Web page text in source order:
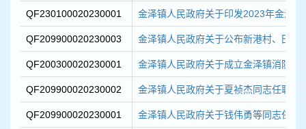
QF230100020230001 金泽镇人民政府关于印发2023年金泽
QF209900020230003 金泽镇人民政府关于公布新港村、田山
QF200300020230001 金泽镇人民政府关于成立金泽镇消防安
QF209900020230002 金泽镇人民政府关于夏祯杰同志任职的
QF209900020230001 金泽镇人民政府关于钱伟勇等同志任职